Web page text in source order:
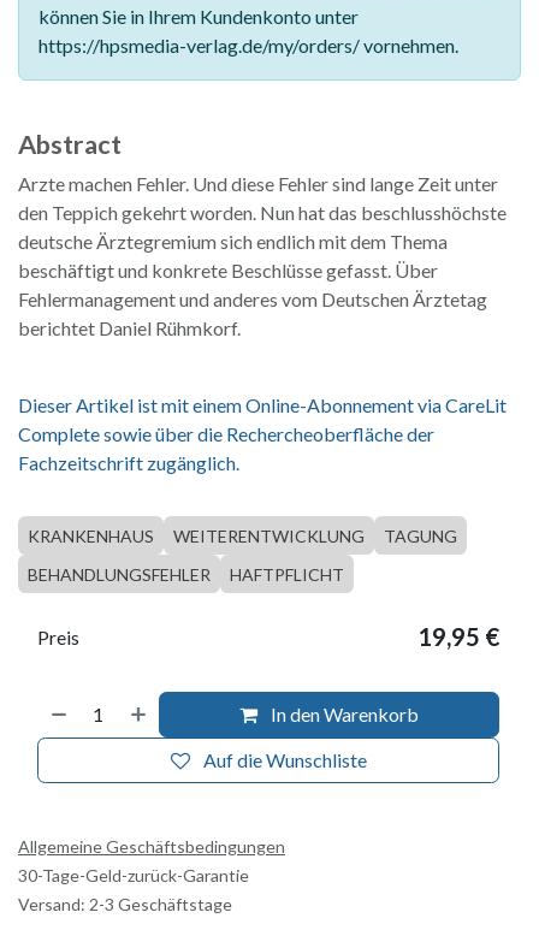
können Sie in Ihrem Kundenkonto unter
https://hpsmedia-verlag.de/my/orders/ vornehmen.
Abstract
Arzte machen Fehler. Und diese Fehler sind lange Zeit unter
den Teppich gekehrt worden. Nun hat das beschlusshöchste
deutsche Ärztegremium sich endlich mit dem Thema
beschäftigt und konkrete Beschlüsse gefasst. Über
Fehlermanagement und anderes vom Deutschen Ärztetag
berichtet Daniel Rühmkorf.
Dieser Artikel ist mit einem Online-Abonnement via CareLit
Complete sowie über die Rechercheoberfläche der
Fachzeitschrift zugänglich.
KRANKENHAUS WEITERENTWICKLUNG
TAGUNG
BEHANDLUNGSFEHLER
HAFTPFLICHT
In den Warenkorb
Auf die Wunschliste
Preis 19,95 €
Allgemeine Geschäftsbedingungen
30-Tage-Geld-zurück-Garantie
Versand: 2-3 Geschäftstage